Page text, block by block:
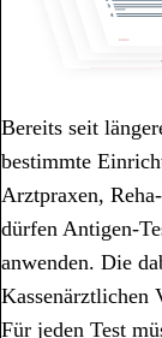
Bereits seit
bestimmte
Arztpraxen,
dürfen Antigen-
anwenden. Die
Kassenärztlichen
Für jeden Test